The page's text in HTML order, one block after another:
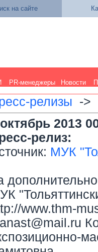
на сайте
PR-менеджеры Новости
релизы ->
2013
релиз:
МУК
www.thm-